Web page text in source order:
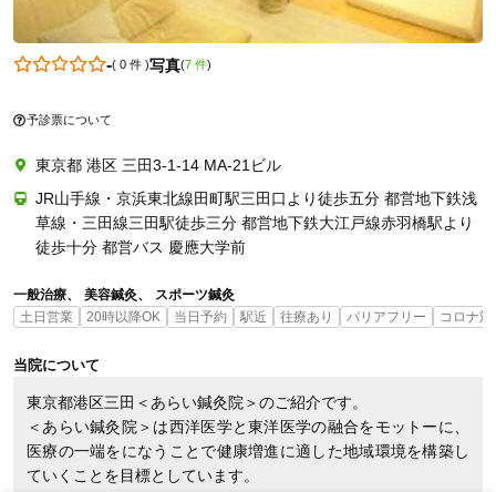
-( 0 件)写真(7 件)
予診票について
東京都 港区 三田3-1-14 MA-21ビル
JR山手線・京浜東北線田町駅三田口より徒歩五分 都営地下鉄浅
草線・三田線三田駅徒歩三分 都営地下鉄大江戸線赤羽橋駅より
徒歩十分 都営バス 慶應大学前
一般治療 美容鍼灸
スポーツ鍼灸
土日営業
20時以降OK 当日予約 駅近 往療あり バリアフリー コロナ対
当院について
東京都港区三田＜あらい鍼灸院＞のご紹介です。
＜あらい鍼灸院＞は西洋医学と東洋医学の融合をモットーに、
医療の一端をになうことで健康増進に適した地域環境を構築し
ていくことを目標としています。